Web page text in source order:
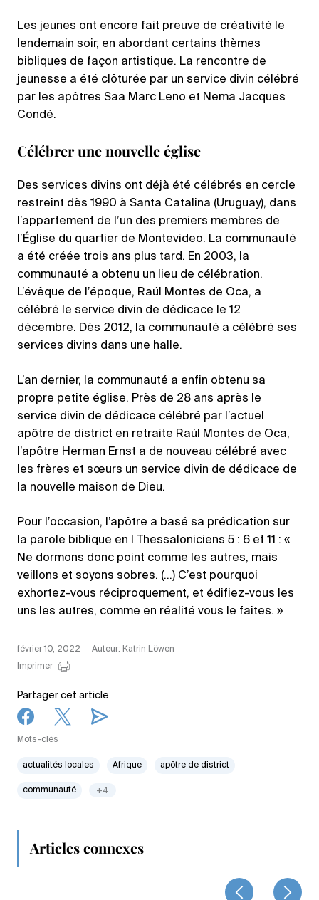
Les jeunes ont encore fait preuve de créativité le
lendemain soir, en abordant certains thèmes
bibliques de façon artistique. La rencontre de
jeunesse a été clôturée par un service divin célébré
par les apôtres Saa Marc Leno et Nema Jacques
Condé.
Célébrer une nouvelle église
Des services divins ont déjà été célébrés en cercle
restreint dès 1990 à Santa Catalina (Uruguay), dans
l’appartement de l’un des premiers membres de
l’Église du quartier de Montevideo. La communauté
a été créée trois ans plus tard. En 2003, la
communauté a obtenu un lieu de célébration.
L’évêque de l’époque, Raúl Montes de Oca, a
célébré le service divin de dédicace le 12
décembre. Dès 2012, la communauté a célébré ses
services divins dans une halle.
L’an dernier, la communauté a enfin obtenu sa
propre petite église. Près de 28 ans après le
service divin de dédicace célébré par l’actuel
apôtre de district en retraite Raúl Montes de Oca,
l’apôtre Herman Ernst a de nouveau célébré avec
les frères et sœurs un service divin de dédicace de
la nouvelle maison de Dieu.
Pour l’occasion, l’apôtre a basé sa prédication sur
la parole biblique en I Thessaloniciens 5 : 6 et 11 : «
Ne dormons donc point comme les autres, mais
veillons et soyons sobres. (…) C’est pourquoi
exhortez-vous réciproquement, et édifiez-vous les
uns les autres, comme en réalité vous le faites. »
février 10, 2022
Auteur: Katrin Löwen
Imprimer
Partager cet article
Mots-clés
actualités locales Afrique apôtre de district
communauté +4
Articles connexes